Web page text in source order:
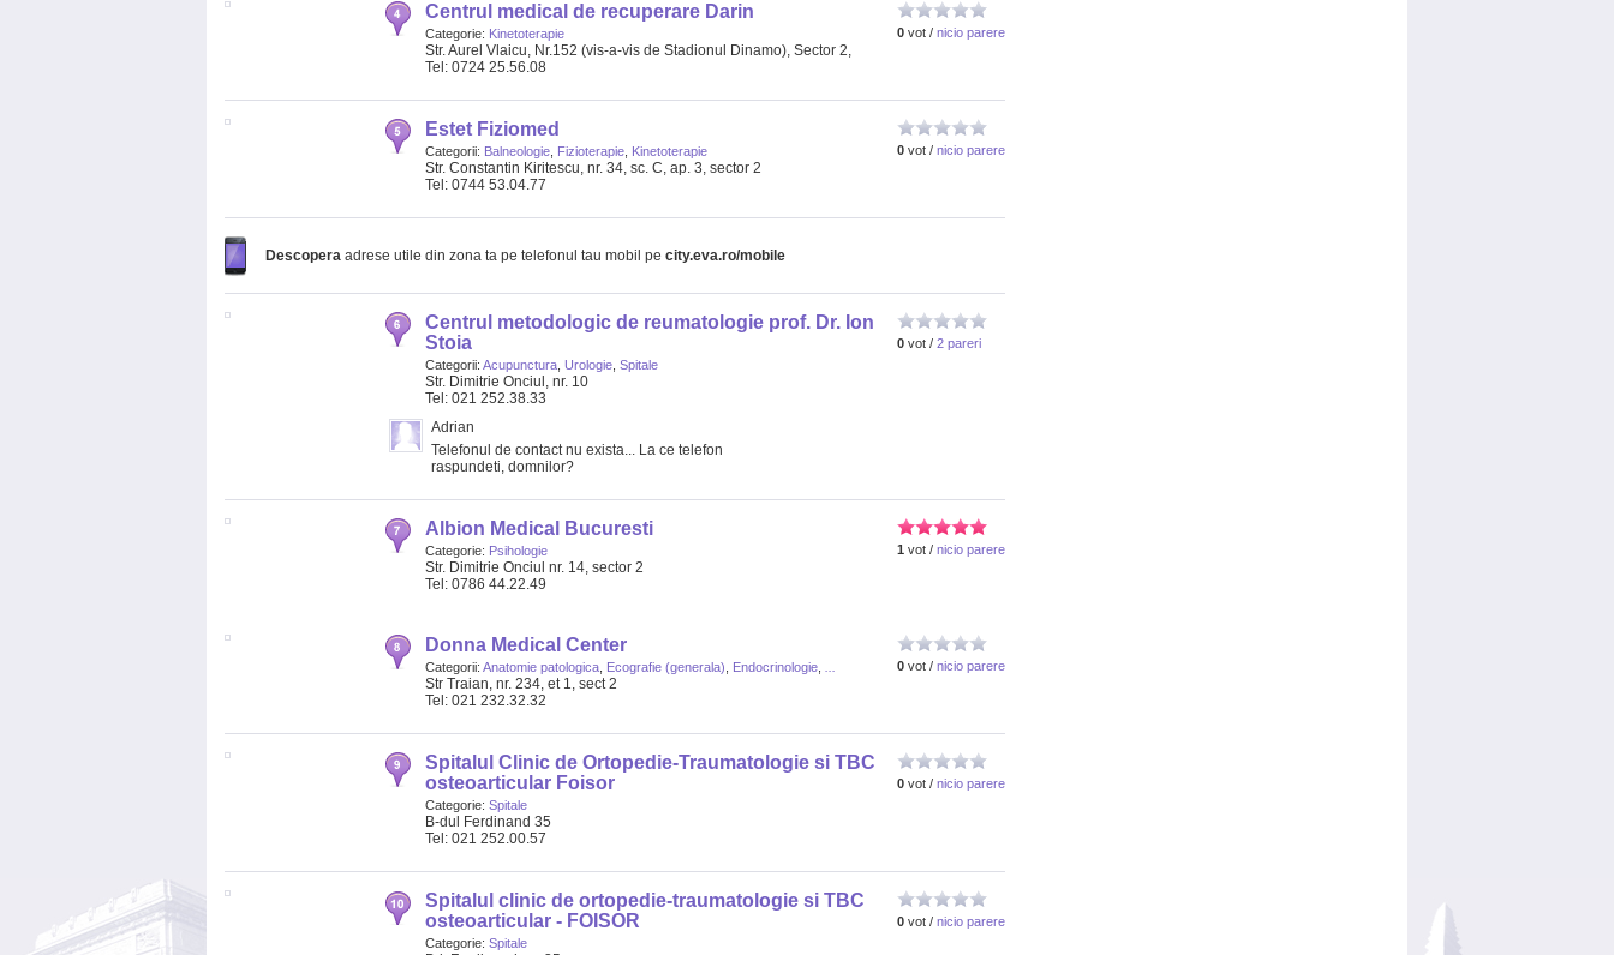
0 vot / nicio parere
Centrul medical de recuperare Darin
Categorie: Kinetoterapie
Str. Aurel Vlaicu, Nr.152 (vis-a-vis de Stadionul Dinamo), Sector 2,
Tel: 0724 25.56.08
0 vot / nicio parere
Estet Fiziomed
Categorii: Balneologie Fizioterapie Kinetoterapie
Str. Constantin Kiritescu, nr. 34, sc. C, ap. 3, sector 2
Tel: 0744 53.04.77
Descopera adrese utile din zona ta pe telefonul tau mobil pe city.eva.ro/mobile
0 vot / 2 pareri
Centrul metodologic de reumatologie prof. Dr. Ion
Stoia
Categorii: Acupunctura Urologie Spitale
Str. Dimitrie Onciul, nr. 10
Tel: 021 252.38.33
Adrian
Telefonul de contact nu exista... La ce telefon
raspundeti, domnilor?
1 vot / nicio parere
Albion Medical Bucuresti
Categorie: Psihologie
Str. Dimitrie Onciul nr. 14, sector 2
Tel: 0786 44.22.49
0 vot / nicio parere
Donna Medical Center
Categorii: Anatomie patologica Ecografie (generala) Endocrinologie
Str Traian, nr. 234, et 1, sect 2
Tel: 021 232.32.32
0 vot / nicio parere
Spitalul Clinic de Ortopedie-Traumatologie si TBC
osteoarticular Foisor
Categorie: Spitale
B-dul Ferdinand 35
Tel: 021 252.00.57
0 vot / nicio parere
Spitalul clinic de ortopedie-traumatologie si TBC
osteoarticular - FOISOR
Categorie: Spitale